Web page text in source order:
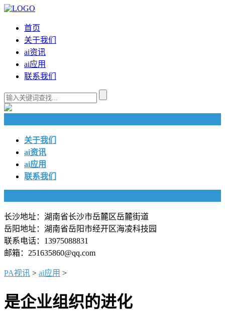
首页
关于我们
ai资讯
ai应用
联系我们
关于我们
ai资讯
ai应用
联系我们
长沙地址：湖南省长沙市岳麓区岳麓街道
岳阳地址：湖南省岳阳市经开区海凌科技园
联系电话：13975088831
邮箱：251635860@qq.com
PA视讯 > ai应用 >
是企业组织的进化